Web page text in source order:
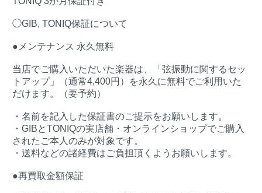
◯GIB, TONIQ保証について
●メンテナンス 永久無料
当店でご購入いただいた楽器は、「弦振動に関するセッ
トアップ」（通常4,400円）を永久に無料でご利用いた
だけます。（要予約）
・名前を記入した保証書のご提示をお願いします。
・GIBとTONIQの実店舗・オンラインショップでご購入
されたご本人のみが対象です。
・送料などの諸経費はご負担頂くようお願いします。
●再買取金額保証